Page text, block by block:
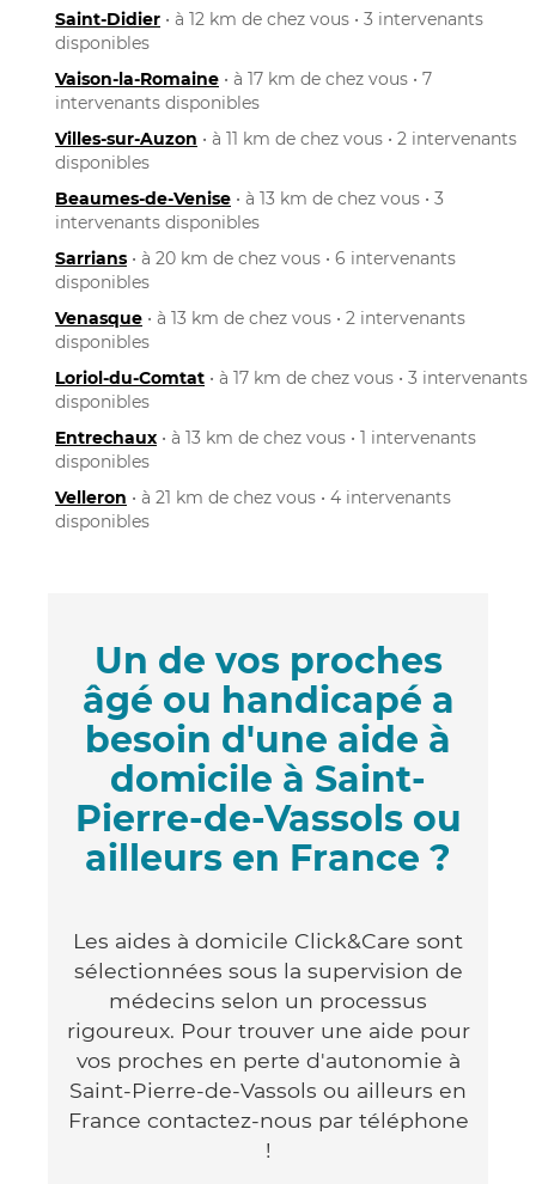
Saint-Didier • à 12 km de chez vous • 3 intervenants
disponibles
Vaison-la-Romaine • à 17 km de chez vous • 7
intervenants disponibles
Villes-sur-Auzon • à 11 km de chez vous • 2 intervenants
disponibles
Beaumes-de-Venise • à 13 km de chez vous • 3
intervenants disponibles
Sarrians • à 20 km de chez vous • 6 intervenants
disponibles
Venasque • à 13 km de chez vous • 2 intervenants
disponibles
Loriol-du-Comtat • à 17 km de chez vous • 3 intervenants
disponibles
Entrechaux • à 13 km de chez vous • 1 intervenants
disponibles
Velleron • à 21 km de chez vous • 4 intervenants
disponibles
Un de vos proches
âgé ou handicapé a
besoin d'une aide à
domicile à Saint-
Pierre-de-Vassols ou
ailleurs en France ?
Les aides à domicile Click&Care sont
sélectionnées sous la supervision de
médecins selon un processus
rigoureux. Pour trouver une aide pour
vos proches en perte d'autonomie à
Saint-Pierre-de-Vassols ou ailleurs en
France contactez-nous par téléphone
!